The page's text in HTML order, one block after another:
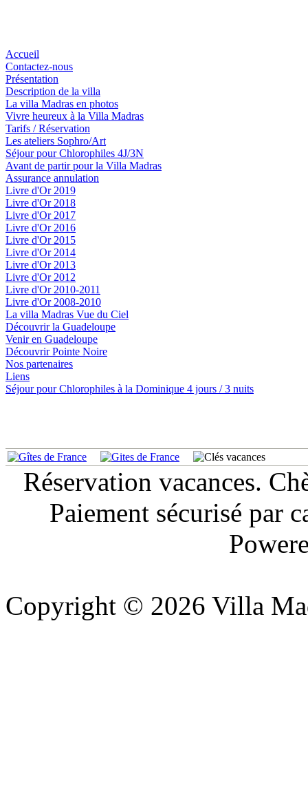
Accueil
Contactez-nous
Présentation
Description de la villa
La villa Madras en photos
Vivre heureux à la Villa Madras
Tarifs / Réservation
Les ateliers Sophro/Art
Séjour pour Chlorophiles 4J/3N
Avant de partir pour la Villa Madras
Assurance annulation
Livre d'Or 2019
Livre d'Or 2018
Livre d'Or 2017
Livre d'Or 2016
Livre d'Or 2015
Livre d'Or 2014
Livre d'Or 2013
Livre d'Or 2012
Livre d'Or 2010-2011
Livre d'Or 2008-2010
La villa Madras Vue du Ciel
Découvrir la Guadeloupe
Venir en Guadeloupe
Découvrir Pointe Noire
Nos partenaires
Liens
Séjour pour Chlorophiles à la Dominique 4 jours / 3 nuits
Réservation vacances.
Paiement sécurisé par
Copyright © 2026 Villa